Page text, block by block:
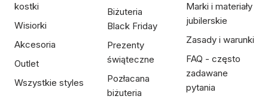
kostki
Wisiorki
Akcesoria
Outlet
Wszystkie styles
Biżuteria
Black Friday
Prezenty
świąteczne
Pozłacana
biżuteria
Marki i materiały
jubilerskie
Zasady i warunki
FAQ - często
zadawane
pytania